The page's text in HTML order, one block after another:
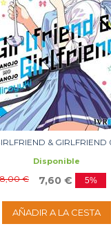
& GIRLFRIEND
Disponible
8,00 € 7,60 € 5%
AÑADIR A LA CESTA